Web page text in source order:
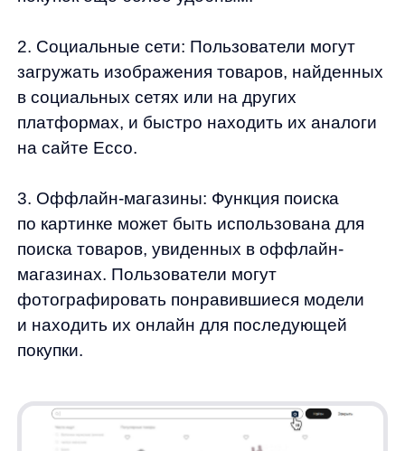
✅Интеграция поиска по картинке с нуля без
участия разработчиков партнёра — за 9